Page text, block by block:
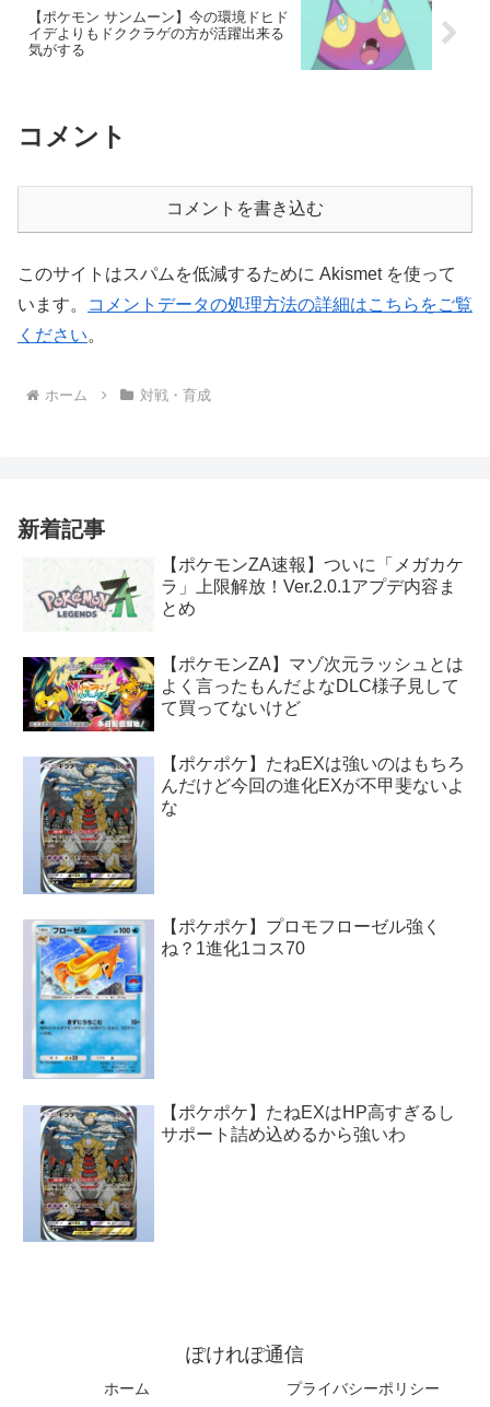
【ポケモン サンムーン】今の環境ドヒド
イデよりもドククラゲの方が活躍出来る
気がする
コメント
コメントを書き込む
このサイトはスパムを低減するために Akismet を使って
います。
コメントデータの処理方法の詳細はこちらをご覧
ください。
ホーム 対戦・育成
新着記事
【ポケモンZA速報】ついに「メガカケ
ラ」上限解放！Ver.2.0.1アプデ内容ま
とめ
【ポケモンZA】マゾ次元ラッシュとは
よく言ったもんだよなDLC様子見して
て買ってないけど
【ポケポケ】たねEXは強いのはもちろ
んだけど今回の進化EXが不甲斐ないよ
な
【ポケポケ】プロモフローゼル強く
ね？1進化1コス70
【ポケポケ】たねEXはHP高すぎるし
サポート詰め込めるから強いわ
ぽけれぽ通信
ホーム プライバシーポリシー